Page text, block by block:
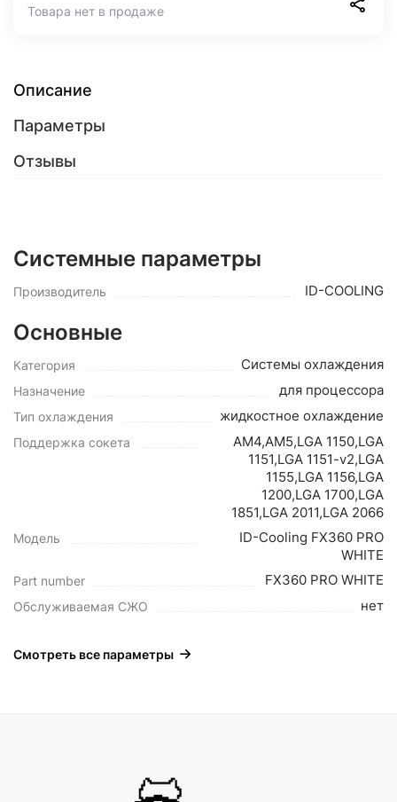
Товара нет в продаже
Описание
Параметры
Отзывы
Системные параметры
Производитель ID-COOLING
Основные
Категория Системы охлаждения
Назначение для процессора
Тип охлаждения жидкостное охлаждение
Поддержка сокета
AM4,AM5,LGA 1150,LGA
1151,LGA 1151-v2,LGA
1155,LGA 1156,LGA
1200,LGA 1700,LGA
1851,LGA 2011,LGA 2066
Модель
ID-Cooling FX360 PRO
WHITE
Part number FX360 PRO WHITE
Обслуживаемая СЖО нет
Смотреть все параметры